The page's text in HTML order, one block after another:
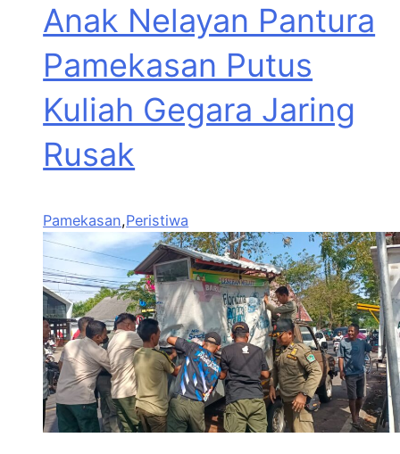
Anak Nelayan Pantura
Pamekasan Putus
Kuliah Gegara Jaring
Rusak
Pamekasan,Peristiwa